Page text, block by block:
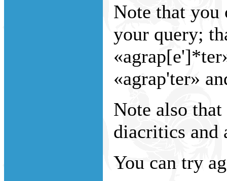
Note that you
your query;
«agrap'ter»
Note also
diacritics and
You can try